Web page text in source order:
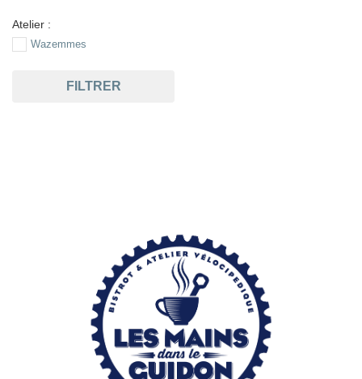
Atelier :
Wazemmes
FILTRER